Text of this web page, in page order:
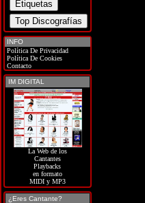
INFO
Política De Privacidad
Política De Cookies
Contacto
IM DIGITAL
La Web de los
Cantantes
Playbacks
en formato
MIDI y MP3
¿Eres Cantante?